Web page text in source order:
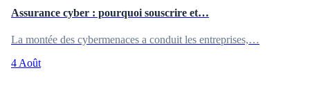
Assurance cyber : pourquoi souscrire et…
La montée des cybermenaces a conduit les entreprises,…
4 Août